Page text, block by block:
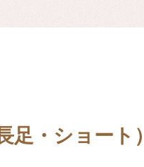
足・ショート）